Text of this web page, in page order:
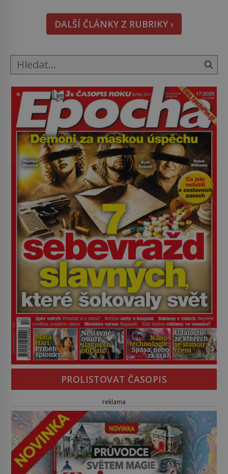
hmatatelnějšího. Naprosto rekordní kometu!
Astronomové Pedro Bernardinelli a Gary Bernstein
mravenčí prací zkoumají archivní snímky v rámci
DALŠÍ ČLÁNKY Z RUBRIKY ›
PROLISTOVAT ČASOPIS
reklama